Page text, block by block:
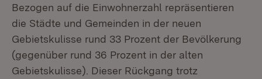
Bezogen auf die Einwohnerzahl repräsentieren
die Städte und Gemeinden in der neuen
Gebietskulisse rund 33 Prozent der Bevölkerung
(gegenüber rund 36 Prozent in der alten
Gebietskulisse). Dieser Rückgang trotz